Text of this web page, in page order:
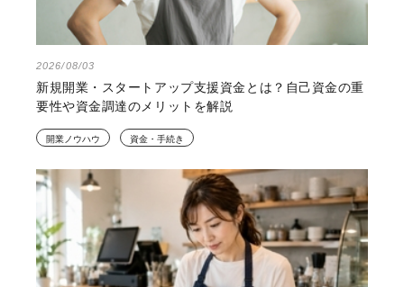
2026/08/03
新規開業・スタートアップ支援資金とは？自己資金の重
要性や資金調達のメリットを解説
開業ノウハウ 資金・手続き